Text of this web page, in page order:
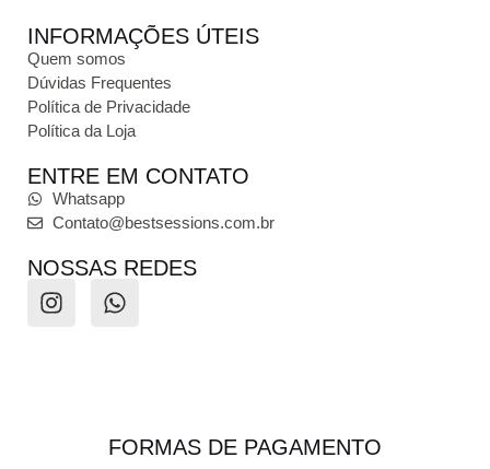
INFORMAÇÕES ÚTEIS
Quem somos
Dúvidas Frequentes
Política de Privacidade
Política da Loja
ENTRE EM CONTATO
Whatsapp
Contato@bestsessions.com.br
NOSSAS REDES
FORMAS DE PAGAMENTO